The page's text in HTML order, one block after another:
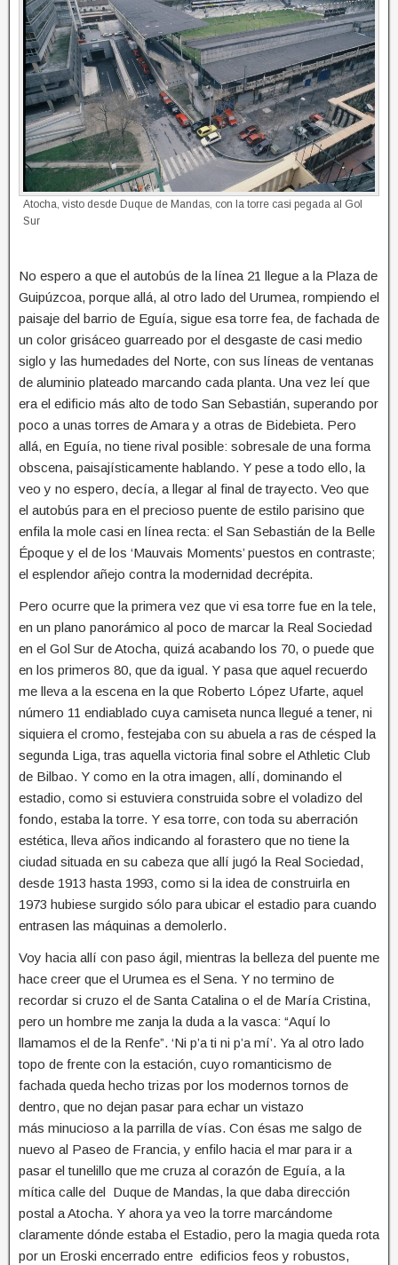
Atocha, visto desde Duque de Mandas, con la torre casi pegada al Gol
Sur
No espero a que el autobús de la línea 21 llegue a la Plaza de
Guipúzcoa, porque allá, al otro lado del Urumea, rompiendo el
paisaje del barrio de Eguía, sigue esa torre fea, de fachada de
un color grisáceo guarreado por el desgaste de casi medio
siglo y las humedades del Norte, con sus líneas de ventanas
de aluminio plateado marcando cada planta. Una vez leí que
era el edificio más alto de todo San Sebastián, superando por
poco a unas torres de Amara y a otras de Bidebieta. Pero
allá, en Eguía, no tiene rival posible: sobresale de una forma
obscena, paisajísticamente hablando. Y pese a todo ello, la
veo y no espero, decía, a llegar al final de trayecto. Veo que
el autobús para en el precioso puente de estilo parisino que
enfila la mole casi en línea recta: el San Sebastián de la Belle
Époque y el de los ‘Mauvais Moments’ puestos en contraste;
el esplendor añejo contra la modernidad decrépita.
Pero ocurre que la primera vez que vi esa torre fue en la tele,
en un plano panorámico al poco de marcar la Real Sociedad
en el Gol Sur de Atocha, quizá acabando los 70, o puede que
en los primeros 80, que da igual. Y pasa que aquel recuerdo
me lleva a la escena en la que Roberto López Ufarte, aquel
número 11 endiablado cuya camiseta nunca llegué a tener, ni
siquiera el cromo, festejaba con su abuela a ras de césped la
segunda Liga, tras aquella victoria final sobre el Athletic Club
de Bilbao. Y como en la otra imagen, allí, dominando el
estadio, como si estuviera construida sobre el voladizo del
fondo, estaba la torre. Y esa torre, con toda su aberración
estética, lleva años indicando al forastero que no tiene la
ciudad situada en su cabeza que allí jugó la Real Sociedad,
desde 1913 hasta 1993, como si la idea de construirla en
1973 hubiese surgido sólo para ubicar el estadio para cuando
entrasen las máquinas a demolerlo.
Voy hacia allí con paso ágil, mientras la belleza del puente me
hace creer que el Urumea es el Sena. Y no termino de
recordar si cruzo el de Santa Catalina o el de María Cristina,
pero un hombre me zanja la duda a la vasca: “Aquí lo
llamamos el de la Renfe”. ‘Ni p’a ti ni p’a mí’. Ya al otro lado
topo de frente con la estación, cuyo romanticismo de
fachada queda hecho trizas por los modernos tornos de
dentro, que no dejan pasar para echar un vistazo
más minucioso a la parrilla de vías. Con ésas me salgo de
nuevo al Paseo de Francia, y enfilo hacia el mar para ir a
pasar el tunelillo que me cruza al corazón de Eguía, a la
mítica calle del Duque de Mandas, la que daba dirección
postal a Atocha. Y ahora ya veo la torre marcándome
claramente dónde estaba el Estadio, pero la magia queda rota
por un Eroski encerrado entre edificios feos y robustos,